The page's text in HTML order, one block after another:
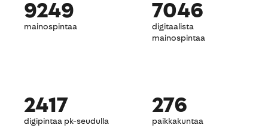
9249
mainospintaa
7046
digitaalista
mainospintaa
2417
digipintaa pk-seudulla
276
paikkakuntaa